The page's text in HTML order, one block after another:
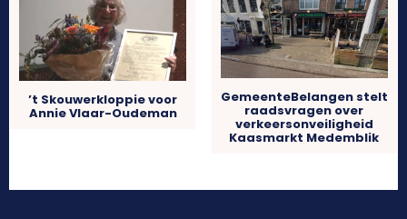
’t Skouwerkloppie voor
Annie Vlaar-Oudeman
GemeenteBelangen stelt
raadsvragen over
verkeersonveiligheid
Kaasmarkt Medemblik